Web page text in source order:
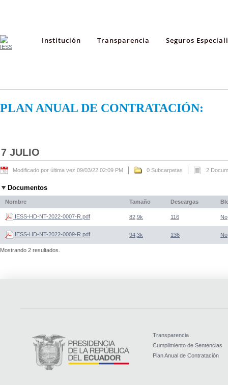
Institución Transparencia Seguros
PLAN ANUAL DE CONTRATACIÓN:
7 JULIO
Modificado por última vez 09/03/22 02:09 PM 0 Subcarpetas 2
Documentos
Nombre Tamaño Descargas
IESS-HD-NT-2022-0007-R.pdf 82,9k 116 No
IESS-HD-NT-2022-0009-R.pdf 94,3k 136 No
Mostrando 2 resultados.
Transparencia
Cumplimiento de Sentencias
Plan Anual de Contratación